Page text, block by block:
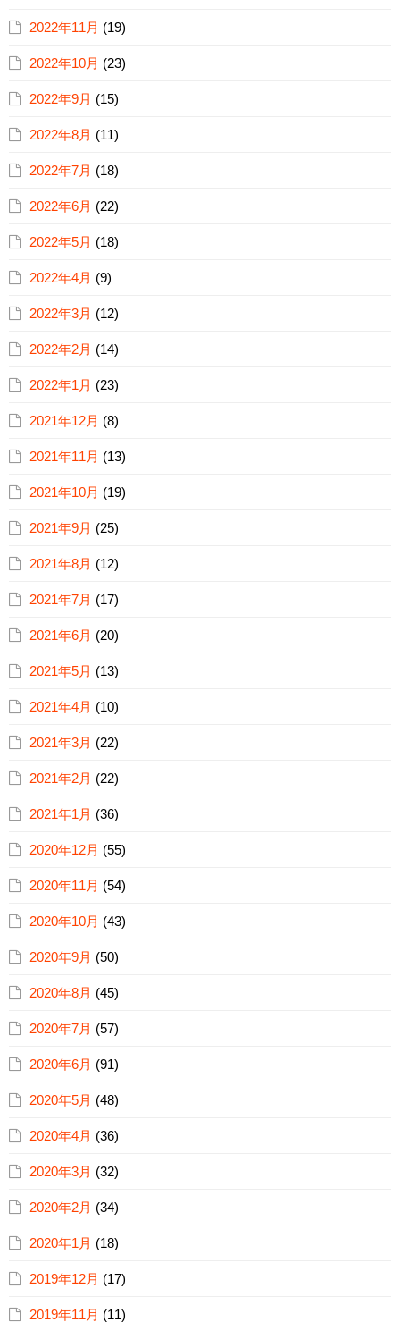
2022年11月 (19)
2022年10月 (23)
2022年9月 (15)
2022年8月 (11)
2022年7月 (18)
2022年6月 (22)
2022年5月 (18)
2022年4月 (9)
2022年3月 (12)
2022年2月 (14)
2022年1月 (23)
2021年12月 (8)
2021年11月 (13)
2021年10月 (19)
2021年9月 (25)
2021年8月 (12)
2021年7月 (17)
2021年6月 (20)
2021年5月 (13)
2021年4月 (10)
2021年3月 (22)
2021年2月 (22)
2021年1月 (36)
2020年12月 (55)
2020年11月 (54)
2020年10月 (43)
2020年9月 (50)
2020年8月 (45)
2020年7月 (57)
2020年6月 (91)
2020年5月 (48)
2020年4月 (36)
2020年3月 (32)
2020年2月 (34)
2020年1月 (18)
2019年12月 (17)
2019年11月 (11)